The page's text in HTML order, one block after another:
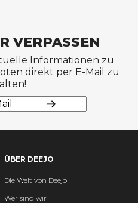
VERPASSEN
Informationen zu
direkt per E-Mail zu
ÜBER DEEJO
Die Welt von Deejo
Wer sind wir